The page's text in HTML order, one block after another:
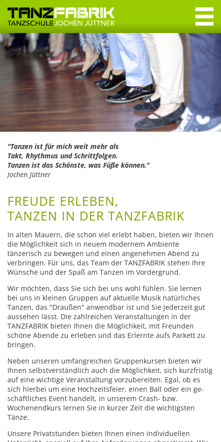
überspringen
Navigation
überspringen
Willkommen
Tanzkurse
Erwachsene
Jugendliche
Crashkurse
Privatstunden
Discofox
Salsa
Rock’n’Roll & Boogie
Tango Argentino
Kindertanzen
Hiphop
Modern Line Dance
Zumba
Events & Angebote
Events
Kindergeburtstag
Gutscheine
"Tanzen ist für mich weit mehr als
Takt, Rhythmus und Schrittfolgen.
Tanzen ist das Schönste, was Füße können."
Jochen Jüttner
FREUDE ERLEBEN,
TANZEN IN DER TANZFABRIK
In alten Mauern, die schon viel erlebt haben, bieten wir Ihnen
die Möglichkeit sich in neuem modernem Ambiente
tänzerisch zu bewegen und einen angenehmen Abend zu
verbringen. Für uns, das Team der TANZ­FABRIK stehen Ihre
Wünsche und der Spaß am Tanzen im Vordergrund.
Wir möchten, dass Sie sich bei uns wohl fühlen. Sie lernen
bei uns in kleinen Grup­pen auf aktuelle Musik natürliches
Tanzen, das "Draußen" anwendbar ist und Sie jeder­zeit gut
aussehen lässt. Die zahlreichen Veranstaltungen in der
TANZFABRIK bieten Ihnen die Möglichkeit, mit Freunden
schöne Abende zu erleben und das Erlernte aufs Parkett zu
bringen.
Neben unseren umfangreichen Gruppen­kursen bieten wir
Ihnen selbst­verständ­lich auch die Möglichkeit, sich kurzfristig
auf eine wichtige Veranstaltung vorzubereiten. Egal, ob es
sich hierbei um eine Hochzeits­feier, einen Ball oder ein ge­
schäft­liches Event handelt, in unserem Crash- bzw.
Wochenendkurs lernen Sie in kurzer Zeit die wichtigsten
Tänze.
Unsere Privatstunden bieten Ihnen einen individuellen